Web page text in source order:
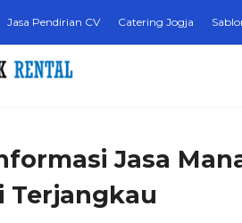
Jasa Pendirian CV Catering Jogja
Jasa
Terjangkau